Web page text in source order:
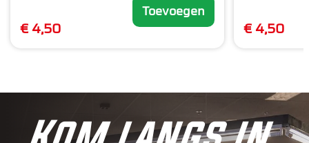
€ 4,50
Toevoegen
€ 4,50